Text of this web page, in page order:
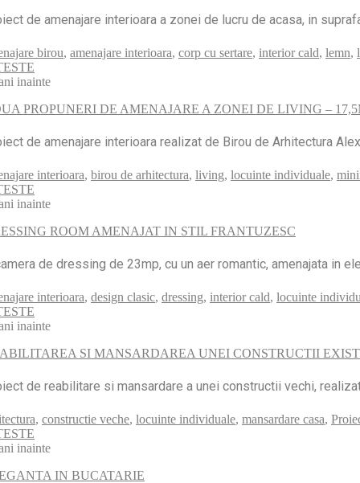
de amenajare interioara a zonei de lucru de acasa, in
birou, amenajare interioara, corp cu sertare, interior cald, lemn,
inainte
PROPUNERI DE AMENAJARE A ZONEI DE LIVING –
de amenajare interioara realizat de Birou de Arhitectura
interioara, birou de arhitectura, living, locuinte individuale,
inainte
ROOM AMENAJAT IN STIL FRANTUZESC
de dressing de 23mp, cu un aer romantic, amenajata in
interioara, design clasic, dressing, interior cald, locuinte
inainte
SI MANSARDAREA UNEI CONSTRUCTII
de reabilitare si mansardare a unei constructii vechi,
, constructie veche, locuinte individuale, mansardare casa,
inainte
IN BUCATARIE